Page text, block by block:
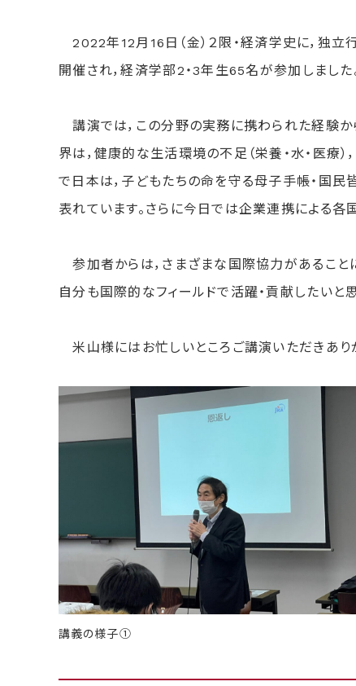
2022年12月16日（金）２限・経済学史に，独
開催され，経済学部2・3年生65名が参加しました
講演では，この分野の実務に携わられた経験か
界は，健康的な生活環境の不足（栄養・水・医療
で日本は，子どもたちの命を守る母子手帳・国
表れています。さらに今日では企業連携による各
参加者からは，さまざまな国際協力があること
自分も国際的なフィールドで活躍・貢献したいと
米山様にはお忙しいところご講演いただきあり
講義の様子①